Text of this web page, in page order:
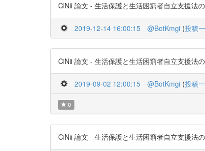
CiNii 論文 - 生活保護と生活困窮者自立支援法
2019-12-14 16:00:15 @BotKmgi (投稿
CiNii 論文 - 生活保護と生活困窮者自立支援法
2019-09-02 12:00:15 @BotKmgi (投稿
0
CiNii 論文 - 生活保護と生活困窮者自立支援法